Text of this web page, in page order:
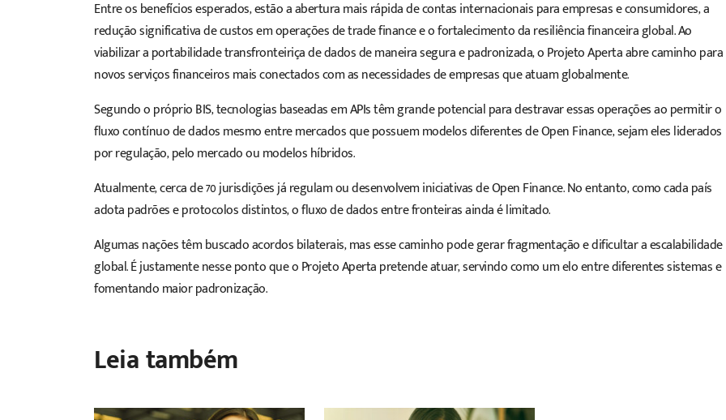
Entre os benefícios esperados, estão a abertura mais rápida de contas internacionais para empresas e consumidores, a
redução significativa de custos em operações de trade finance e o fortalecimento da resiliência financeira global. Ao
viabilizar a portabilidade transfronteiriça de dados de maneira segura e padronizada, o Projeto Aperta abre caminho para
novos serviços financeiros mais conectados com as necessidades de empresas que atuam globalmente.
Segundo o próprio BIS, tecnologias baseadas em APIs têm grande potencial para destravar essas operações ao permitir o
fluxo contínuo de dados mesmo entre mercados que possuem modelos diferentes de Open Finance, sejam eles liderados
por regulação, pelo mercado ou modelos híbridos.
Atualmente, cerca de 70 jurisdições já regulam ou desenvolvem iniciativas de Open Finance. No entanto, como cada país
adota padrões e protocolos distintos, o fluxo de dados entre fronteiras ainda é limitado.
Algumas nações têm buscado acordos bilaterais, mas esse caminho pode gerar fragmentação e dificultar a escalabilidade
global. É justamente nesse ponto que o Projeto Aperta pretende atuar, servindo como um elo entre diferentes sistemas e
fomentando maior padronização.
Leia também